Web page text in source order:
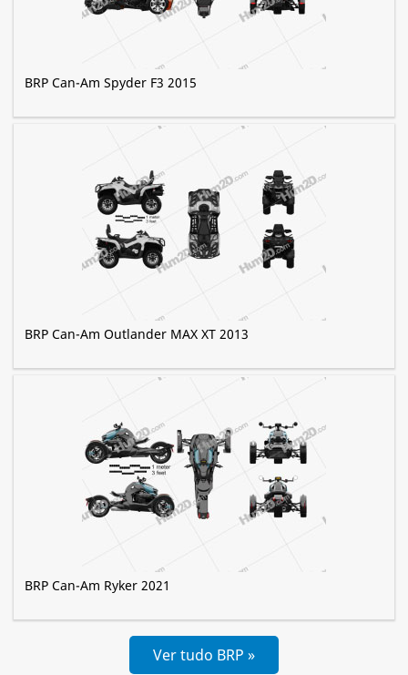
BRP Can-Am Spyder F3 2015
BRP Can-Am Outlander MAX XT 2013
BRP Can-Am Ryker 2021
Ver tudo BRP »